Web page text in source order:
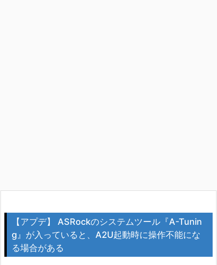
【アプデ】 ASRockのシステムツール『A-Tunin
g』が入っていると、A2U起動時に操作不能にな
る場合がある